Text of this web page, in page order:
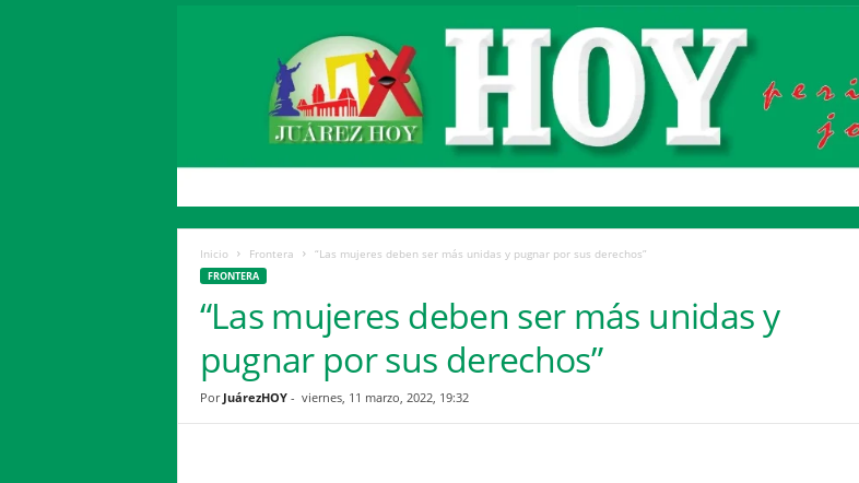
Inicio Frontera “Las mujeres deben ser más unidas y pugnar por sus derechos”
FRONTERA
“Las mujeres deben ser más unidas y
pugnar por sus derechos”
Por JuárezHOY- viernes, 11 marzo, 2022, 19:32